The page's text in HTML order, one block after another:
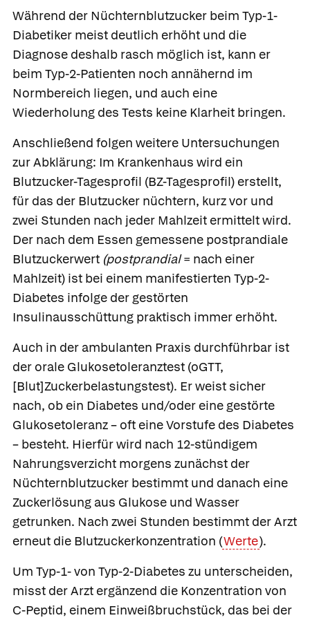
Während der Nüchternblutzucker beim Typ-1-
Diabetiker meist deutlich erhöht und die
Diagnose deshalb rasch möglich ist, kann er
beim Typ-2-Patienten noch annähernd im
Normbereich liegen, und auch eine
Wiederholung des Tests keine Klarheit bringen.
Anschließend folgen weitere Untersuchungen
zur Abklärung: Im Krankenhaus wird ein
Blutzucker-Tagesprofil (BZ-Tagesprofil) erstellt,
für das der Blutzucker nüchtern, kurz vor und
zwei Stunden nach jeder Mahlzeit ermittelt wird.
Der nach dem Essen gemessene postprandiale
Blutzuckerwert (postprandial= nach einer
Mahlzeit) ist bei einem manifestierten Typ-2-
Diabetes infolge der gestörten
Insulinausschüttung praktisch immer erhöht.
Auch in der ambulanten Praxis durchführbar ist
der orale Glukosetoleranztest (oGTT,
[Blut]Zuckerbelastungstest). Er weist sicher
nach, ob ein Diabetes und/oder eine gestörte
Glukosetoleranz – oft eine Vorstufe des Diabetes
– besteht. Hierfür wird nach 12-stündigem
Nahrungsverzicht morgens zunächst der
Nüchternblutzucker bestimmt und danach eine
Zuckerlösung aus Glukose und Wasser
getrunken. Nach zwei Stunden bestimmt der Arzt
erneut die Blutzuckerkonzentration (Werte).
Um Typ-1- von Typ-2-Diabetes zu unterscheiden,
misst der Arzt ergänzend die Konzentration von
C-Peptid, einem Einweißbruchstück, das bei der